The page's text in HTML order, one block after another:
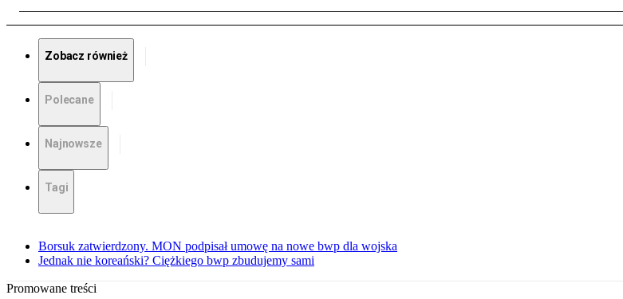
Zobacz również
Polecane
Najnowsze
Tagi
Borsuk zatwierdzony. MON podpisał umowę na nowe bwp dla wojska
Jednak nie koreański? Ciężkiego bwp zbudujemy sami
Promowane treści